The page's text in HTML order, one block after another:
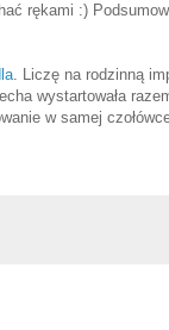
rękami :)
. Liczę na rodzinną
wystartowała
w samej